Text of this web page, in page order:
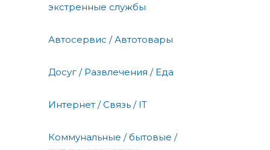
экстренные службы
Автосервис / Автотовары
Досуг / Развлечения / Еда
Интернет / Связь / IT
Коммунальные / бытовые /